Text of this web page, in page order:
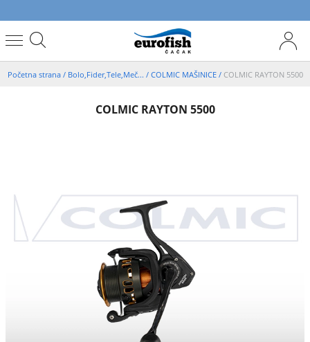
Početna strana / Bolo,Fider,Tele,Meč... / COLMIC MAŠINICE / COLMIC RAYTON 5500
COLMIC RAYTON 5500